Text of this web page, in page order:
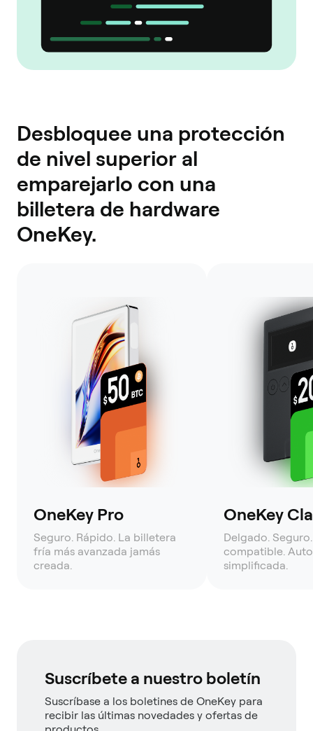
Desbloquee una protección
de nivel superior al
emparejarlo con una
billetera de hardware
OneKey.
OneKey Pro
Seguro. Rápido. La billetera
fría más avanzada jamás
creada.
OneKey
Delgado.
compatible.
simplificada.
Suscríbete a nuestro boletín
Suscríbase a los boletines de OneKey para
recibir las últimas novedades y ofertas de